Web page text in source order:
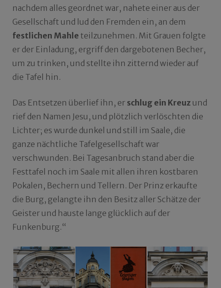
nachdem alles geordnet war, nahete einer aus der
Gesellschaft und lud den Fremden ein, an dem
festlichen Mahle teilzunehmen. Mit Grauen folgte
er der Einladung, ergriff den dargebotenen Becher,
um zu trinken, und stellte ihn zitternd wieder auf
die Tafel hin.
Das Entsetzen überlief ihn, er schlug ein Kreuz und
rief den Namen Jesu, und plötzlich verlöschten die
Lichter; es wurde dunkel und still im Saale, die
ganze nächtliche Tafelgesellschaft war
verschwunden. Bei Tagesanbruch stand aber die
Festtafel noch im Saale mit allen ihren kostbaren
Pokalen, Bechern und Tellern. Der Prinz erkaufte
die Burg, gelangte ihn den Besitz aller Schätze der
Geister und hauste lange glücklich auf der
Funkenburg.“